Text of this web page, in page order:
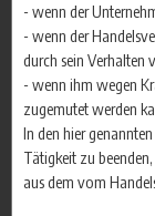
- wenn der
- wenn der
durch sein Verhalten
- wenn ihm wegen
zugemutet werden
In den hier
Tätigkeit zu
aus dem vom